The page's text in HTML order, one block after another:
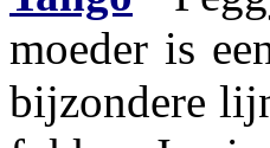
moeder is
bijzondere